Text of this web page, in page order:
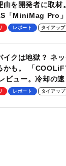
由を開発者に取材。
「MiniMag Pro
レポート タイアップ
イクは地獄？ ネ
かも。 「
ビュー。冷却の
ト、シンプルな操
レポート タイアップ